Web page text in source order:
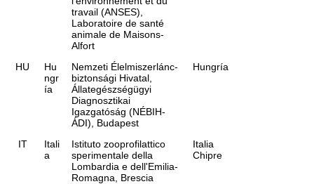
travail (ANSES),
Laboratoire de santé
animale de Maisons-
Alfort
HU
Hu
ngr
ía
Nemzeti Élelmiszerlánc-
biztonsági Hivatal,
Állategészségügyi
Diagnosztikai
Igazgatóság (NÉBIH-
ÁDI), Budapest
Hungría
IT
Itali
a
Istituto zooprofilattico
sperimentale della
Lombardia e dell'Emilia-
Romagna, Brescia
Italia
Chipre